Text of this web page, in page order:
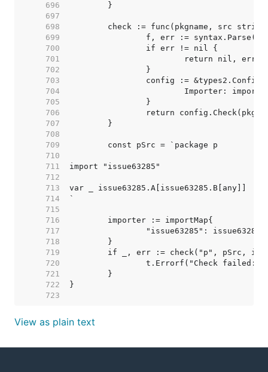
   696
   697
   698
   699
   700
   701
   702
   703
   704
   705
   706
   707
   708
   709
   710
   711
   712
   713
   714
   715
   716
   717
   718
   719
   720
   721
   722
   723
View as plain text